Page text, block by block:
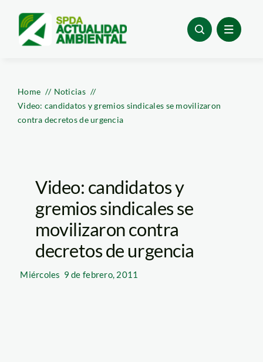
content
Home
Noticias
Video: candidatos y gremios sindicales se movilizaron
contra decretos de urgencia
Video: candidatos y
gremios sindicales se
movilizaron contra
decretos de urgencia
Miércoles 9 de febrero, 2011